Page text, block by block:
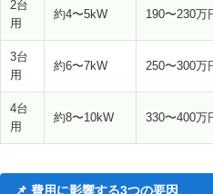
2台
用
約4〜5kW 190〜230万
3台
用
約6〜7kW 250〜300万
4台
用
約8〜10kW 330〜400万
費用に影響する3つの要因